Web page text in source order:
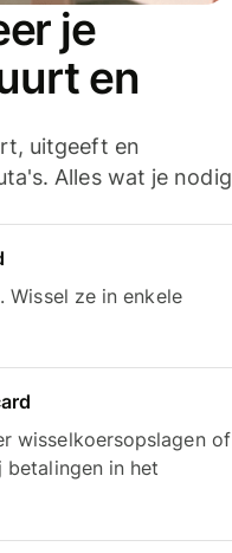
je
en
uitgeeft en
Alles wat je nodig
Wissel ze in enkele
wisselkoersopslagen of
in het